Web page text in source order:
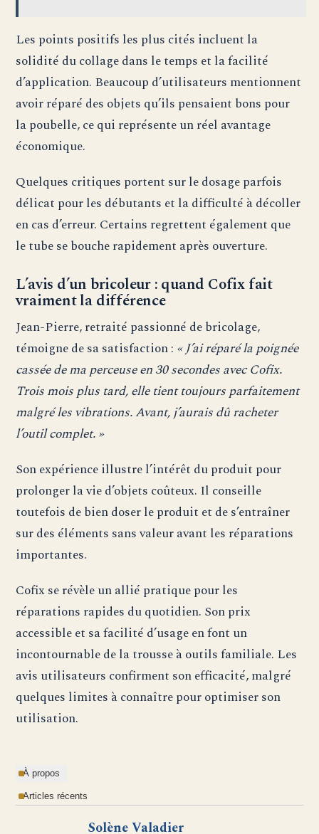
Les points positifs les plus cités incluent la
solidité du collage dans le temps et la facilité
d’application. Beaucoup d’utilisateurs mentionnent
avoir réparé des objets qu’ils pensaient bons pour
la poubelle, ce qui représente un réel avantage
économique.
Quelques critiques portent sur le dosage parfois
délicat pour les débutants et la difficulté à décoller
en cas d’erreur. Certains regrettent également que
le tube se bouche rapidement après ouverture.
L’avis d’un bricoleur : quand Cofix fait
vraiment la différence
Jean-Pierre, retraité passionné de bricolage,
témoigne de sa satisfaction : « J’ai réparé la poignée
cassée de ma perceuse en 30 secondes avec Cofix.
Trois mois plus tard, elle tient toujours parfaitement
malgré les vibrations. Avant, j’aurais dû racheter
l’outil complet. »
Son expérience illustre l’intérêt du produit pour
prolonger la vie d’objets coûteux. Il conseille
toutefois de bien doser le produit et de s’entraîner
sur des éléments sans valeur avant les réparations
importantes.
Cofix se révèle un allié pratique pour les
réparations rapides du quotidien. Son prix
accessible et sa facilité d’usage en font un
incontournable de la trousse à outils familiale. Les
avis utilisateurs confirment son efficacité, malgré
quelques limites à connaître pour optimiser son
utilisation.
À propos
Articles récents
Solène Valadier